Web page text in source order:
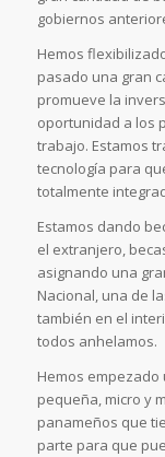
gobiernos
Hemos
pasado una gran
promueve la
oportunidad a los
trabajo. Estamos
tecnología para
totalmente
Estamos dando
el extranjero,
asignando una
Nacional, una de
también en el
todos anhelamos.
Hemos
pequeña, micro y
panameños que
parte para que